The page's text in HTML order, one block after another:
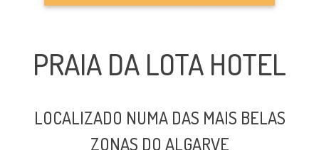
PRAIA DA LOTA HOTEL
LOCALIZADO NUMA DAS MAIS BELAS
ZONAS DO ALGARVE